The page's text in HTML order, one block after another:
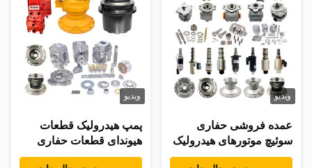
ویدیو
عمده فروشی حفاری
سوئیچ موتورهای هیدرولیک
کیت تعمیر قطعات پیستون
ویدیو
پمپ هیدرولیک قطعات
هیوندای قطعات حفاری
قطعات قطعات تعویض